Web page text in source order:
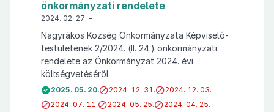
önkormányzati rendelete
2024. 02. 27. –
Nagyrákos Község Önkormányzata Képviselő-
testületének 2/2024. (II. 24.) önkormányzati
rendelete az Önkormányzat 2024. évi
költségvetéséről
2025. 05. 20. 2024. 12. 31.
2024. 12. 03.
2024. 07. 11.
2024. 05. 25. 2024. 04. 25.